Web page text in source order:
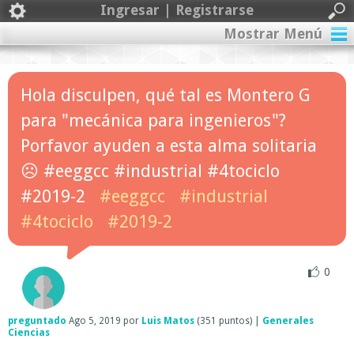
Ingresar | Registrarse
Mostrar Menú
Hola disculpen, qué tal es Montero G
para "mecánica para ingenieros"?
Porfavor ayuden a esta alma solitaria
☹️ #eeggcc #industrial #4tociclo
#2019-2
#eeggcc
#industrial
#4tociclo
#2019-2
0
preguntado Ago 5, 2019 por Luis Matos (351 puntos)
Generales
Ciencias